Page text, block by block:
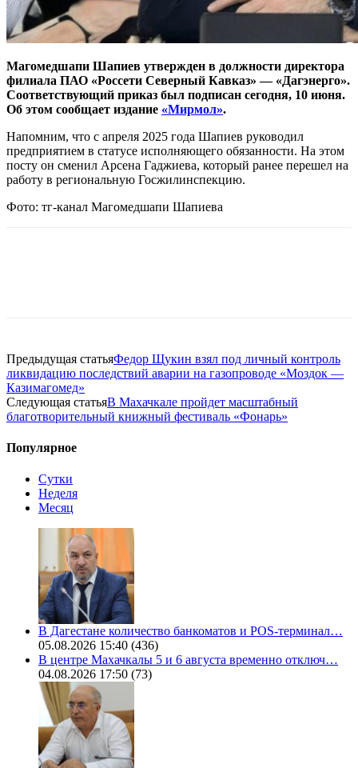
Магомедшапи Шапиев утвержден в должности директора
филиала ПАО «Россети Северный Кавказ» — «Дагэнерго».
Соответствующий приказ был подписан сегодня, 10 июня.
Об этом сообщает издание «Мирмол».
Напомним, что с апреля 2025 года Шапиев руководил
предприятием в статусе исполняющего обязанности. На этом
посту он сменил Арсена Гаджиева, который ранее перешел на
работу в региональную Госжилинспекцию.
Фото: тг-канал Магомедшапи Шапиева
Предыдущая статьяФедор Щукин взял под личный контроль
ликвидацию последствий аварии на газопроводе «Моздок —
Казимагомед»
Следующая статьяВ Махачкале пройдет масштабный
благотворительный книжный фестиваль «Фонарь»
Популярное
Сутки
Неделя
Месяц
В Дагестане количество банкоматов и POS-терминал…
05.08.2026 15:40 (436)
В центре Махачкалы 5 и 6 августа временно отключ…
04.08.2026 17:50 (73)